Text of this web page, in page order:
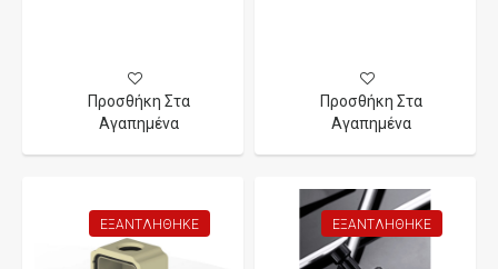
Προσθήκη Στα
Αγαπημένα
Προσθήκη Στα
Αγαπημένα
ΕΞΑΝΤΛΉΘΗΚΕ ΕΞΑΝΤΛΉΘΗΚΕ